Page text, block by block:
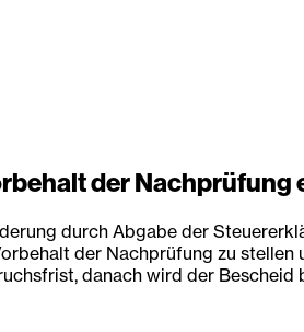
der Nachprüfung
durch Abgabe der
der Nachprüfung zu
danach wird der